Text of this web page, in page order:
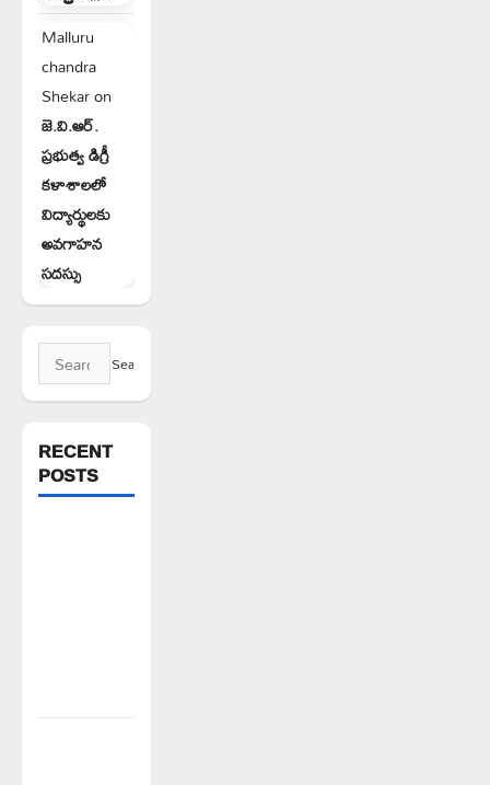
Malluru
chandra
Shekaron
జె.వి.ఆర్.
ప్రభుత్వ డిగ్రీ
కళాశాలలో
విద్యార్థులకు
అవగాహన
సదస్సు
Search
for:
RECENT
POSTS